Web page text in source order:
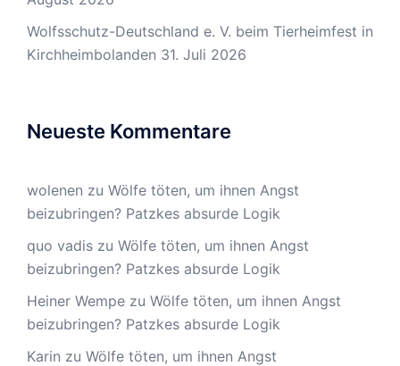
Wolfsschutz-Deutschland e. V. beim Tierheimfest in
Kirchheimbolanden 31. Juli 2026
Neueste Kommentare
wolenen zu Wölfe töten, um ihnen Angst
beizubringen? Patzkes absurde Logik
quo vadis zu Wölfe töten, um ihnen Angst
beizubringen? Patzkes absurde Logik
Heiner Wempe zu Wölfe töten, um ihnen Angst
beizubringen? Patzkes absurde Logik
Karin zu Wölfe töten, um ihnen Angst